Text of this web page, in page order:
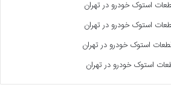
استوک خودرو در تهران
استوک خودرو در تهران
استوک خودرو در تهران
استوک خودرو در تهران